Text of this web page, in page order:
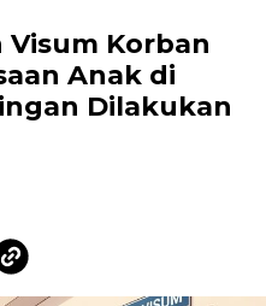
Visum Korban
Anak di
Dilakukan